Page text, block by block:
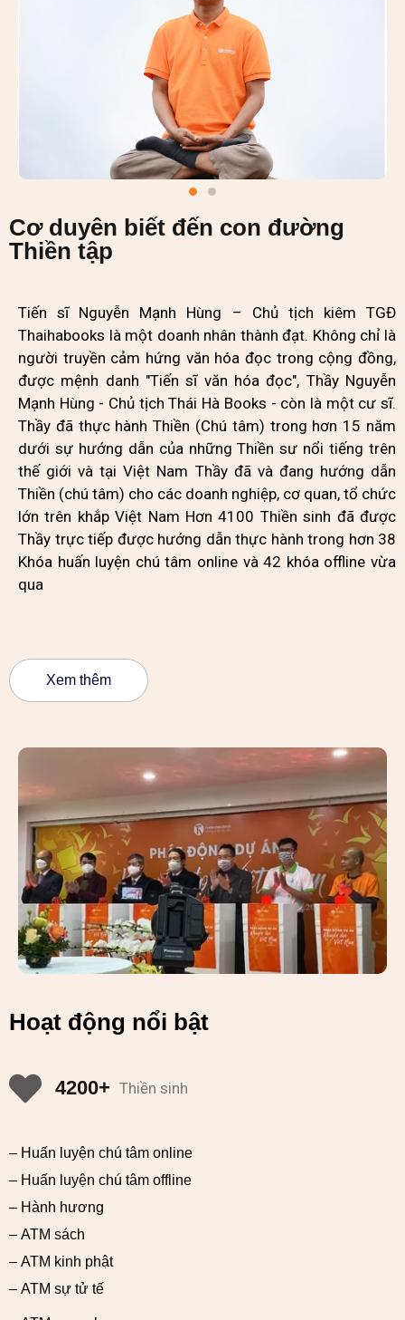
Cơ duyên biết đến con đường
Thiền tập
Tiến sĩ Nguyễn Mạnh Hùng – Chủ tịch kiêm TGĐ
Thaihabooks là một doanh nhân thành đạt. Không chỉ là
người truyền cảm hứng văn hóa đọc trong cộng đồng,
được mệnh danh "Tiến sĩ văn hóa đọc", Thầy Nguyễn
Mạnh Hùng - Chủ tịch Thái Hà Books - còn là một cư sĩ.
Thầy đã thực hành Thiền (Chú tâm) trong hơn 15 năm
dưới sự hướng dẫn của những Thiền sư nổi tiếng trên
thế giới và tại Việt Nam Thầy đã và đang hướng dẫn
Thiền (chú tâm) cho các doanh nghiệp, cơ quan, tổ chức
lớn trên khắp Việt Nam Hơn 4100 Thiền sinh đã được
Thầy trực tiếp được hướng dẫn thực hành trong hơn 38
Khóa huấn luyện chú tâm online và 42 khóa offline vừa
qua
Xem thêm
Hoạt động nổi bật
4200+ Thiền sinh
– Huấn luyện chú tâm online
– Huấn luyện chú tâm offline
– Hành hương
– ATM sách
– ATM kinh phật
– ATM sự tử tế